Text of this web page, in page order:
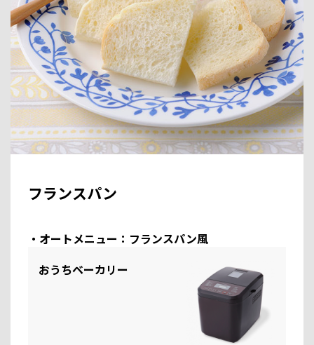
フランスパン
・オートメニュー：フランスパン風
おうちベーカリー